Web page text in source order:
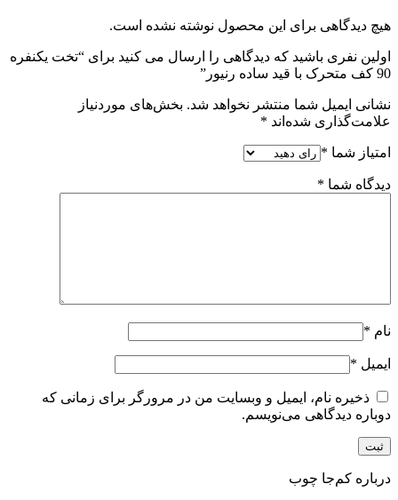
هیچ دیدگاهی برای این محصول نوشته نشده است.
اولین نفری باشید که دیدگاهی را ارسال می کنید برای “تخت یکنفره
90 کف متحرک با قید ساده رنیور”
نشانی ایمیل شما منتشر نخواهد شد. بخش‌های موردنیاز
علامت‌گذاری شده‌اند *
امتیاز شما *
دیدگاه شما *
نام *
ایمیل *
ذخیره نام، ایمیل و وبسایت من در مرورگر برای زمانی که
دوباره دیدگاهی می‌نویسم.
درباره کم‌جا چوب